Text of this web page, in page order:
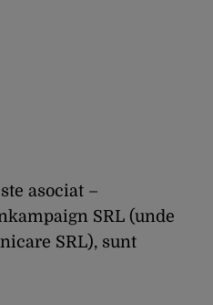
asociat –
SRL (unde
SRL), sunt